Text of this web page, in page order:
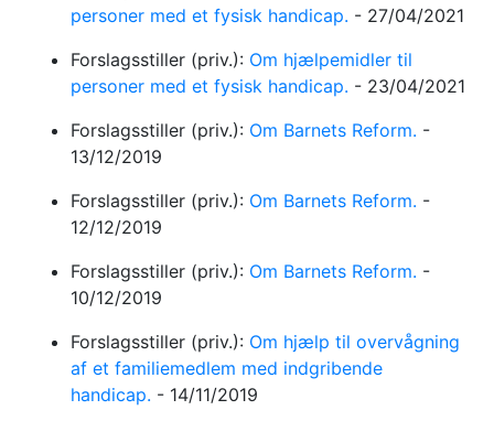
personer med et fysisk handicap. - 27/04/2021
Forslagsstiller (priv.): Om hjælpemidler til
personer med et fysisk handicap. - 23/04/2021
Forslagsstiller (priv.): Om Barnets Reform. -
13/12/2019
Forslagsstiller (priv.): Om Barnets Reform. -
12/12/2019
Forslagsstiller (priv.): Om Barnets Reform. -
10/12/2019
Forslagsstiller (priv.): Om hjælp til overvågning
af et familiemedlem med indgribende
handicap. - 14/11/2019